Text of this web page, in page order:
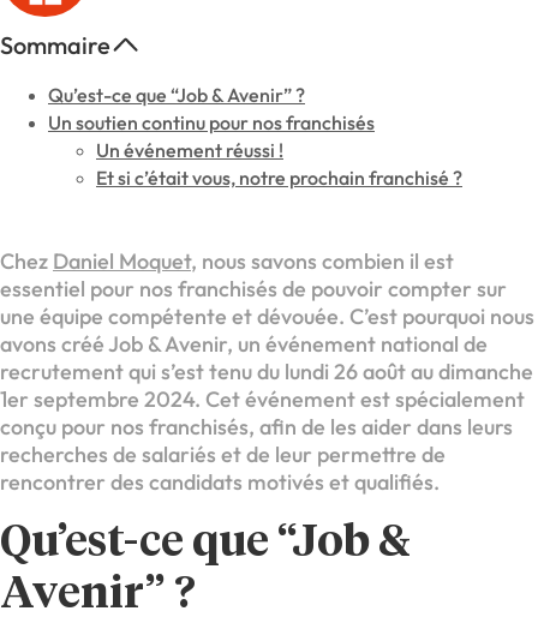
Sommaire
Qu’est-ce que “Job & Avenir” ?
Un soutien continu pour nos franchisés
Un événement réussi !
Et si c’était vous, notre prochain franchisé ?
Chez Daniel Moquet, nous savons combien il est
essentiel pour nos franchisés de pouvoir compter sur
une équipe compétente et dévouée. C’est pourquoi nous
avons créé Job & Avenir, un événement national de
recrutement qui s’est tenu du lundi 26 août au dimanche
1er septembre 2024. Cet événement est spécialement
conçu pour nos franchisés, afin de les aider dans leurs
recherches de salariés et de leur permettre de
rencontrer des candidats motivés et qualifiés.
Qu’est-ce que “Job &
Avenir” ?